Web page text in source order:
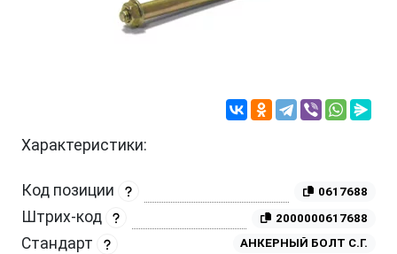
Характеристики:
Код позиции 0617688
Штрих-код 2000000617688
Стандарт АНКЕРНЫЙ БОЛТ С.Г.